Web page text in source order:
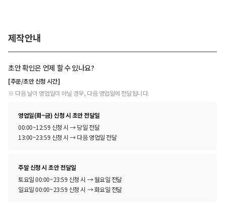
제작안내
초안 확인은 언제 할 수 있나요?
[주문/초안 신청 시간]
※ 다음 날이 영업일이 아닐 경우, 다음 영업일에 전달됩니다.
영업일(화~금) 신청 시 초안 전달일
00:00~12:59 신청 시 → 당일 전달
13:00~23:59 신청 시 → 다음 영업일 전달
주말 신청 시 초안 전달일
토요일 00:00~23:59 신청 시 → 월요일 전달
일요일 00:00~23:59 신청 시 → 화요일 전달